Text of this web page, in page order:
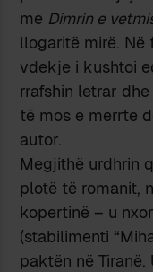
me Dimrin e
llogaritë mirë. Në
vdekje i kushtoi
rrafshin letrar
të mos e merrte
autor.
Megjithë urdhrin
plotë të romanit,
kopertinë – u
(stabilimenti
paktën në